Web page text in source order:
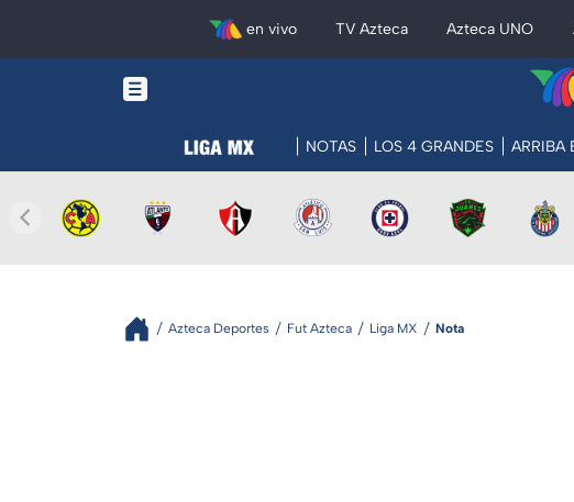
en vivo TV Azteca Azteca UNO
NOTAS LOS 4 GRANDES ARRIBA
Azteca Deportes Fut Azteca Liga MX Nota